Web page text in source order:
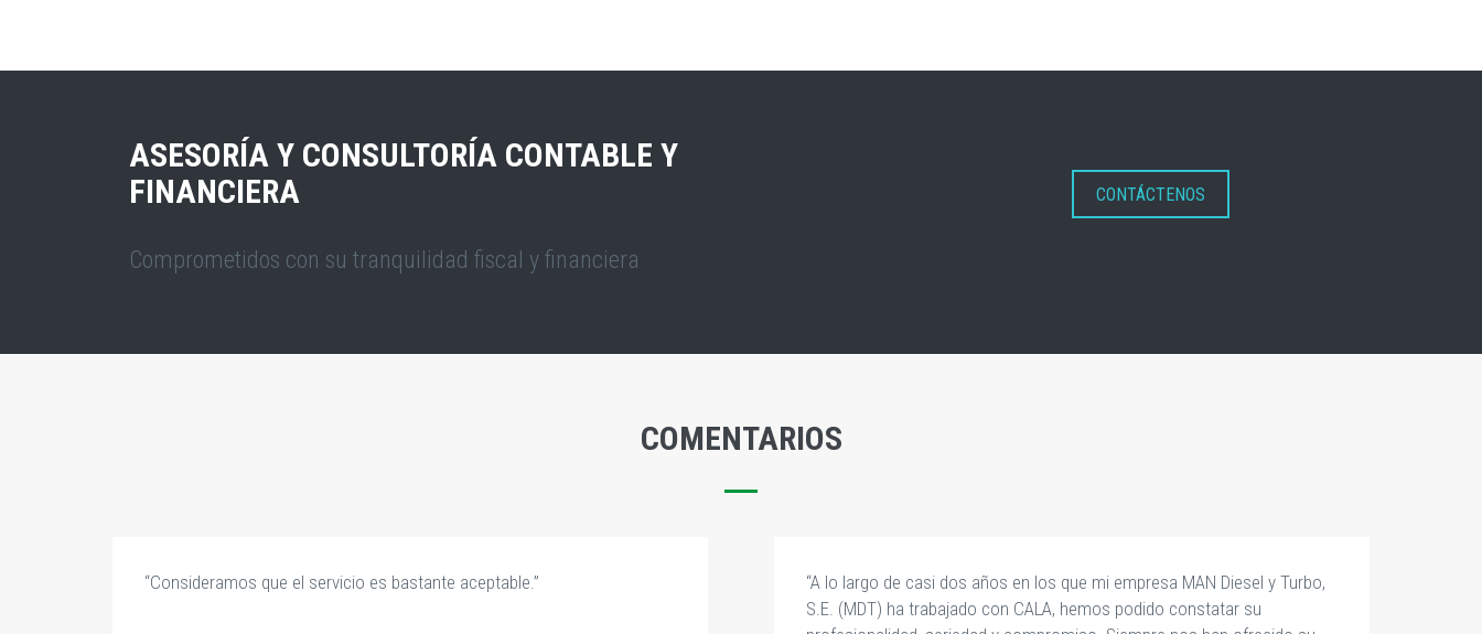
ASESORÍA Y CONSULTORÍA CONTABLE Y
FINANCIERA
Comprometidos con su tranquilidad fiscal y financiera
CONTÁCTENOS
COMENTARIOS
“Consideramos que el servicio es bastante aceptable.”
“A lo largo de casi dos años en los que mi empresa MAN Diesel y Turbo,
S.E. (MDT) ha trabajado con CALA, hemos podido constatar su